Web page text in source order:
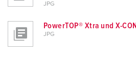
JPG
PowerTOP® Xtra und X-
JPG